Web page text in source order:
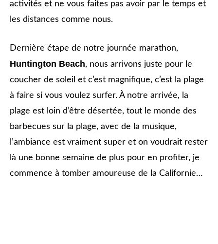
activités et ne vous faites pas avoir par le temps et
les distances comme nous.
Dernière étape de notre journée marathon,
Huntington Beach, nous arrivons juste pour le
coucher de soleil et c’est magnifique, c’est la plage
à faire si vous voulez surfer. À notre arrivée, la
plage est loin d’être désertée, tout le monde des
barbecues sur la plage, avec de la musique,
l’ambiance est vraiment super et on voudrait rester
là une bonne semaine de plus pour en profiter, je
commence à tomber amoureuse de la Californie…